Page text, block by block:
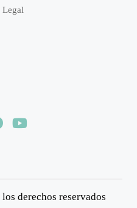
Legal
derechos reservados